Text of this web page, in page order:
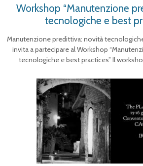
Workshop “Manutenzione
tecnologiche e best
Manutenzione predittiva: novità
invita a partecipare al Workshop
tecnologiche e best practices” Il